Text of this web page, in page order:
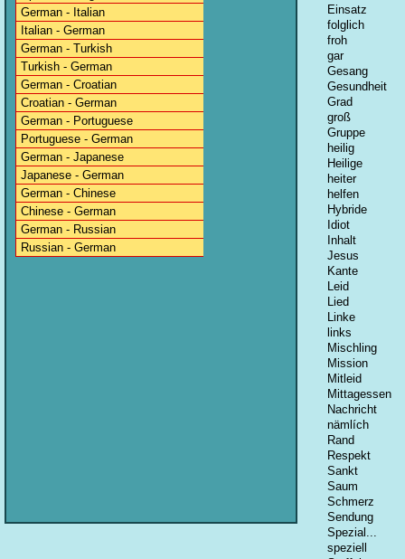
German - Italian
Italian - German
German - Turkish
Turkish - German
German - Croatian
Croatian - German
German - Portuguese
Portuguese - German
German - Japanese
Japanese - German
German - Chinese
Chinese - German
German - Russian
Russian - German
Einsatz
folglich
froh
gar
Gesang
Gesundheit
Grad
groß
Gruppe
heilig
Heilige
heiter
helfen
Hybride
Idiot
Inhalt
Jesus
Kante
Leid
Lied
Linke
links
Mischling
Mission
Mitleid
Mittagessen
Nachricht
nämlích
Rand
Respekt
Sankt
Saum
Schmerz
Sendung
Spezial...
speziell